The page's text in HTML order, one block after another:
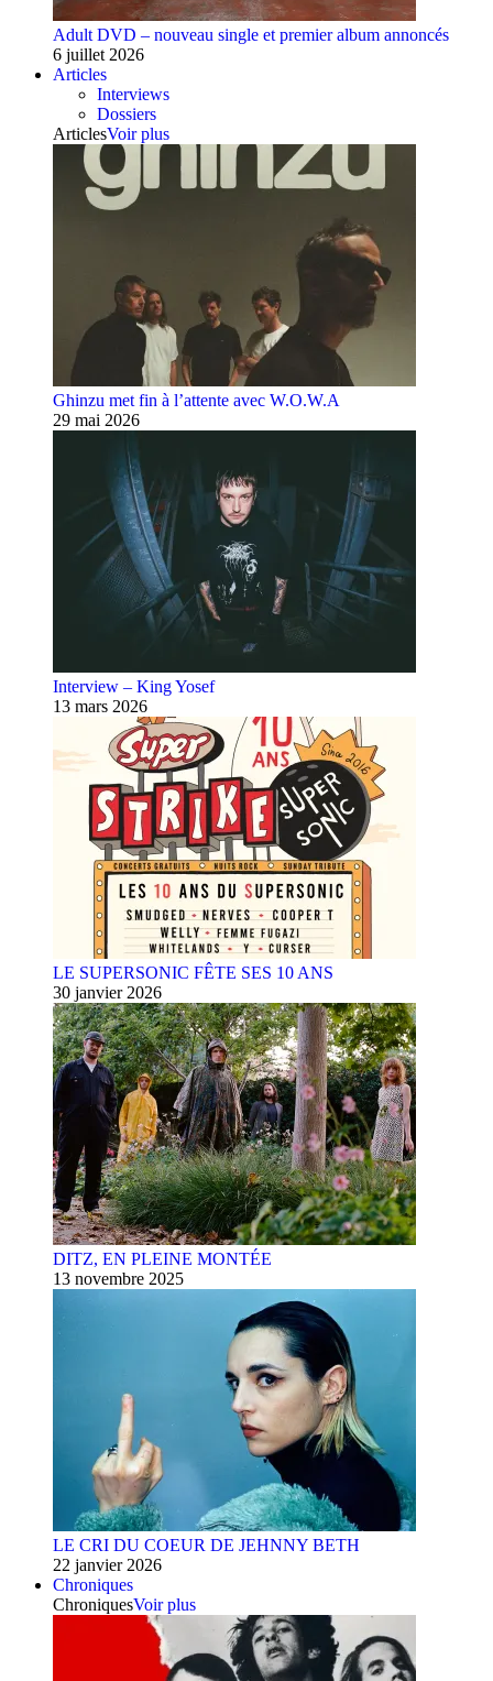
Adult DVD – nouveau single et premier album annoncés
6 juillet 2026
Articles
Interviews
Dossiers
ArticlesVoir plus
Ghinzu met fin à l’attente avec W.O.W.A
29 mai 2026
Interview – King Yosef
13 mars 2026
LE SUPERSONIC FÊTE SES 10 ANS
30 janvier 2026
DITZ, EN PLEINE MONTÉE
13 novembre 2025
LE CRI DU COEUR DE JEHNNY BETH
22 janvier 2026
Chroniques
ChroniquesVoir plus